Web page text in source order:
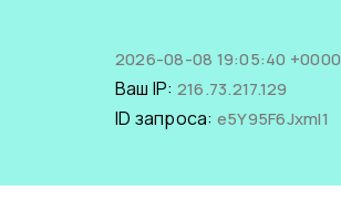
2026-08-08 19:05:40 +0000
Ваш IP: 216.73.217.129
ID запроса: e5Y95F6JxmI1